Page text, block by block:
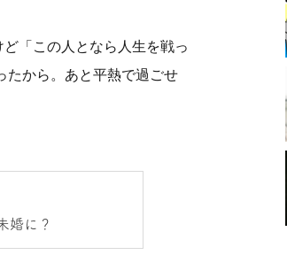
「この人となら人生を戦っ
たから。あと平熱で過ごせ
婚に？